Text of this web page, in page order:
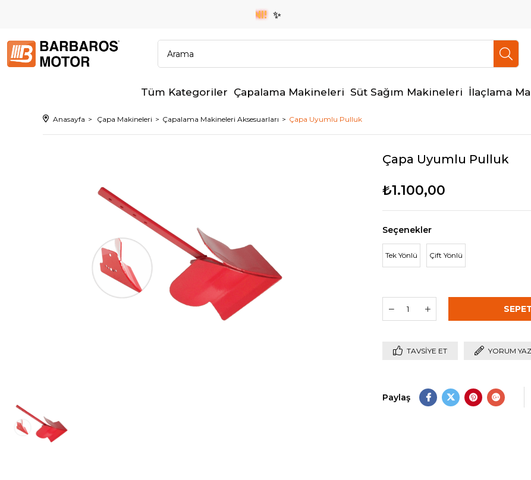
✨
Tüm Kategoriler Çapalama Makineleri Süt Sağım Makineleri İlaçlama
Anasayfa Çapa Makineleri Çapalama Makineleri Aksesuarları Çapa Uyumlu Pulluk
Çapa Uyumlu Pulluk
₺1.100,00
Seçenekler
Tek Yönlü Çift Yönlü
TAVSIYE ET YORUM YAZ
Paylaş